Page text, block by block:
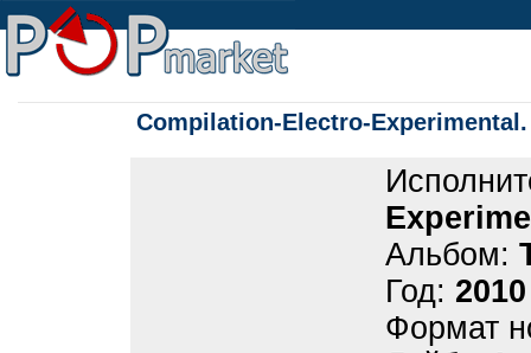
Compilation-Electro-
Альбом:
Год: 2010
Формат